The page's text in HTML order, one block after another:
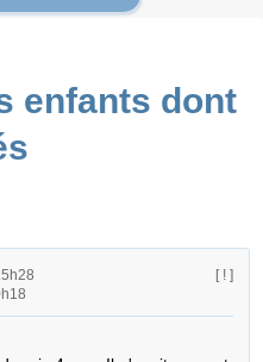
enfants dont
[ ! ]